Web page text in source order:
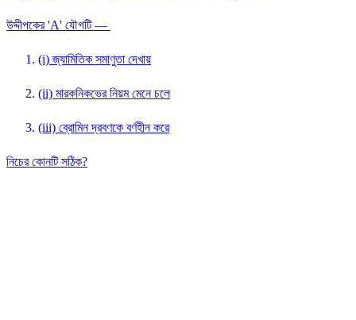
উদ্দীপকের 'A' যৌগটি —
(i) জ্যামিতিক সমাণুতা দেখায়
(ii) মারকনিকভের নিয়ম মেনে চলে
(iii) ব্রোমিন দ্রবণকে বর্ণহীন করে
নিচের কোনটি সঠিক?